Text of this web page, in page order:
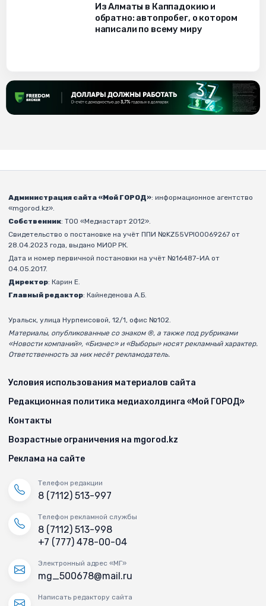
Из Алматы в Каппадокию и
обратно: автопробег, о котором
написали по всему миру
Администрация сайта «Мой ГОРОД»: информационное агентство
«mgorod.kz».
Собственник: ТОО «Медиастарт 2012».
Свидетельство о постановке на учёт ППИ №KZ55VPI00069267 от
28.04.2023 года, выдано МИОР РК.
Дата и номер первичной постановки на учёт №16487-ИА от
04.05.2017.
Директор: Карин Е.
Главный редактор: Кайнеденова А.Б.
Уральск, улица Нурпеисовой, 12/1, офис №102.
Материалы, опубликованные со знаком ®, а также под рубриками
«Новости компаний», «Бизнес» и «Выборы» носят рекламный характер.
Ответственность за них несёт рекламодатель.
Условия использования материалов сайта
Редакционная политика медиахолдинга «Мой ГОРОД»
Контакты
Возрастные ограничения на mgorod.kz
Реклама на сайте
Телефон редакции
8 (7112) 513-997
Телефон рекламной службы
8 (7112) 513-998
+7 (777) 478-00-04
Электронный адрес «МГ»
mg_500678@mail.ru
Написать редактору сайта